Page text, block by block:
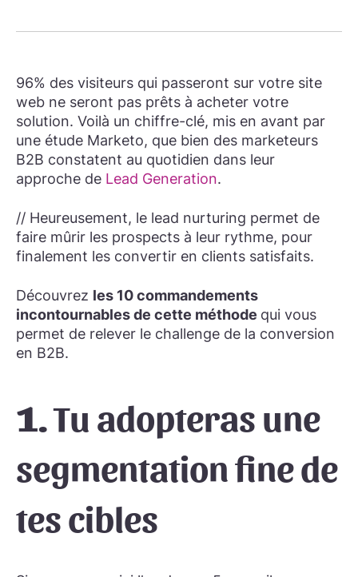
96% des visiteurs qui passeront sur votre site
web ne seront pas prêts à acheter votre
solution. Voilà un chiffre-clé, mis en avant par
une étude Marketo, que bien des marketeurs
B2B constatent au quotidien dans leur
approche de Lead Generation.
// Heureusement, le lead nurturing permet de
faire mûrir les prospects à leur rythme, pour
finalement les convertir en clients satisfaits.
Découvrez les 10 commandements
incontournables de cette méthode qui vous
permet de relever le challenge de la conversion
en B2B.
1.Tu adopteras une
segmentation fine de
tes cibles